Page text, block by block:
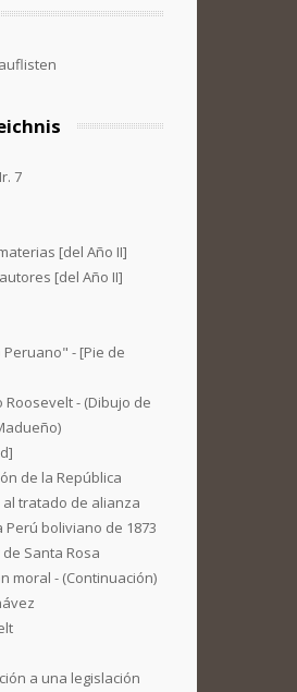
7
[del Año II]
[del Año II]
- [Pie de
Roosevelt - (Dibujo de
de la República
tratado de alianza
boliviano de 1873
Santa Rosa
moral - (Continuación)
a una legislación